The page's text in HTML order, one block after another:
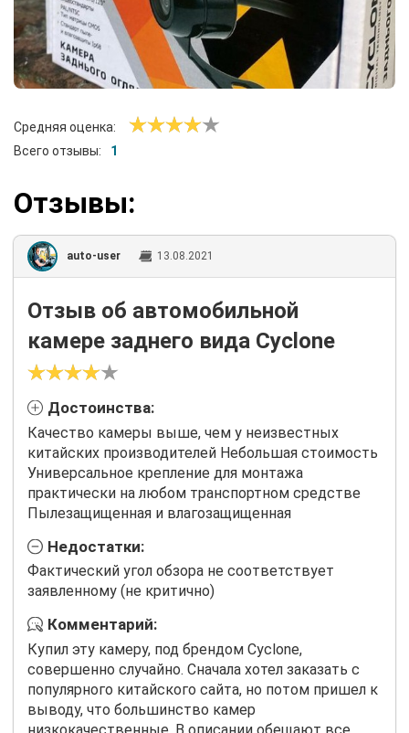
Средняя оценка:
Всего отзывы:
1
Отзывы:
auto-user 13.08.2021
Отзыв об автомобильной
камере заднего вида Cyclone
Достоинства:
Качество камеры выше, чем у неизвестных
китайских производителей Небольшая стоимость
Универсальное крепление для монтажа
практически на любом транспортном средстве
Пылезащищенная и влагозащищенная
Недостатки:
Фактический угол обзора не соответствует
заявленному (не критично)
Комментарий:
Купил эту камеру, под брендом Cyclone,
совершенно случайно. Сначала хотел заказать с
популярного китайского сайта, но потом пришел к
выводу, что большинство камер